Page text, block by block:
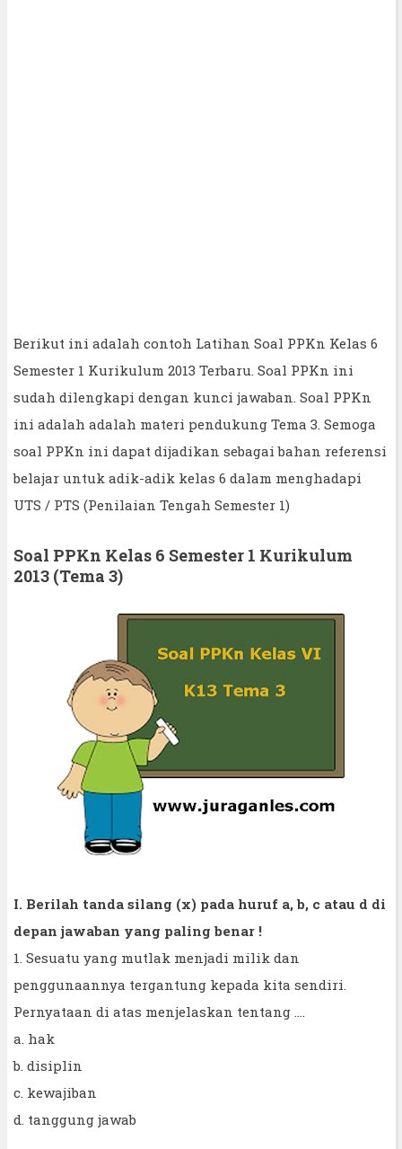
Berikut ini adalah contoh Latihan Soal PPKn Kelas 6
Semester 1 Kurikulum 2013 Terbaru. Soal PPKn ini
sudah dilengkapi dengan kunci jawaban. Soal PPKn
ini adalah adalah materi pendukung Tema 3. Semoga
soal PPKn ini dapat dijadikan sebagai bahan referensi
belajar untuk adik-adik kelas 6 dalam menghadapi
UTS / PTS (Penilaian Tengah Semester 1)
Soal PPKn Kelas 6 Semester 1 Kurikulum
2013 (Tema 3)
I. Berilah tanda silang (x) pada huruf a, b, c atau d di
depan jawaban yang paling benar !
1. Sesuatu yang mutlak menjadi milik dan
penggunaannya tergantung kepada kita sendiri.
Pernyataan di atas menjelaskan tentang ....
a. hak
b. disiplin
c. kewajiban
d. tanggung jawab